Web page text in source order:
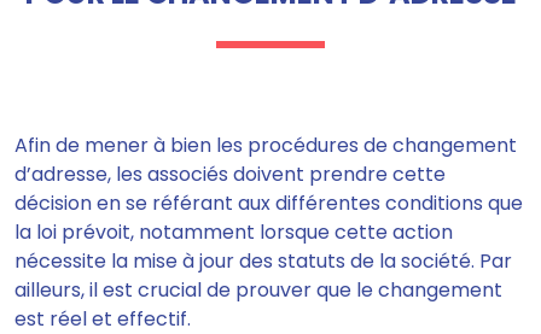
Afin de mener à bien les procédures de changement
d’adresse, les associés doivent prendre cette
décision en se référant aux différentes conditions que
la loi prévoit, notamment lorsque cette action
nécessite la mise à jour des statuts de la société. Par
ailleurs,il est crucial de prouver que le changement
est réel et effectif.